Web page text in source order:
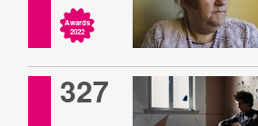
Awards
2022
327